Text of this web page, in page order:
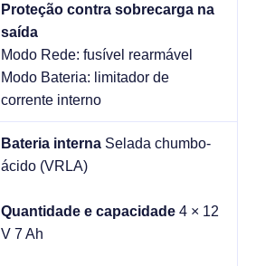
Proteção contra sobrecarga na
saída
Modo Rede: fusível rearmável
Modo Bateria: limitador de
corrente interno
Bateria interna Selada chumbo-
ácido (VRLA)
Quantidade e capacidade 4 × 12
V 7 Ah